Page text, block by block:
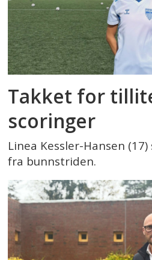
Takket for
scoringer
Linea Kessler-Hansen
fra bunnstriden.